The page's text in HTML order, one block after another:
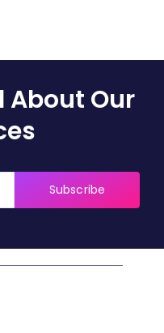
About Our
Subscribe